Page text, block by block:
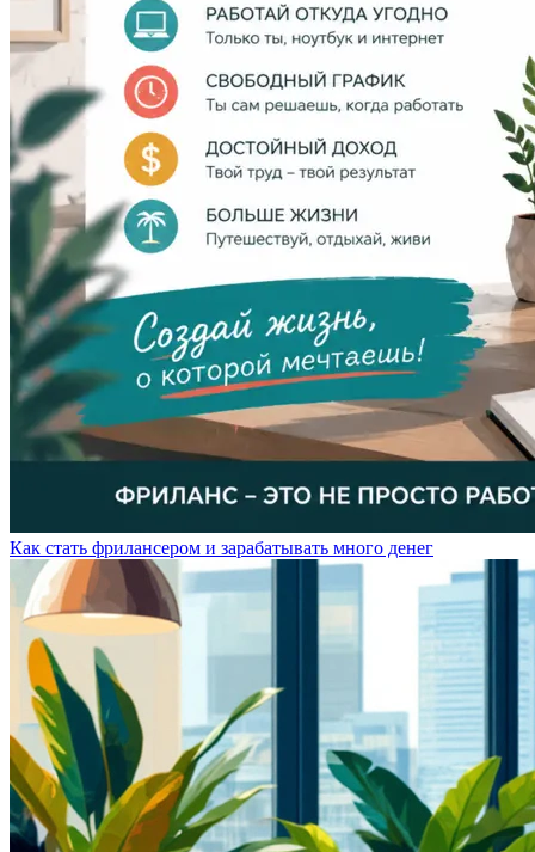
Как стать фрилансером и зарабатывать много денег